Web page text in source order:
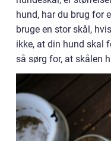
hund, har du brug for
bruge en stor skål,
ikke, at din hund skal
så sørg for, at skålen